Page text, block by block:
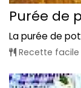
Purée de
La purée de
Recette facile